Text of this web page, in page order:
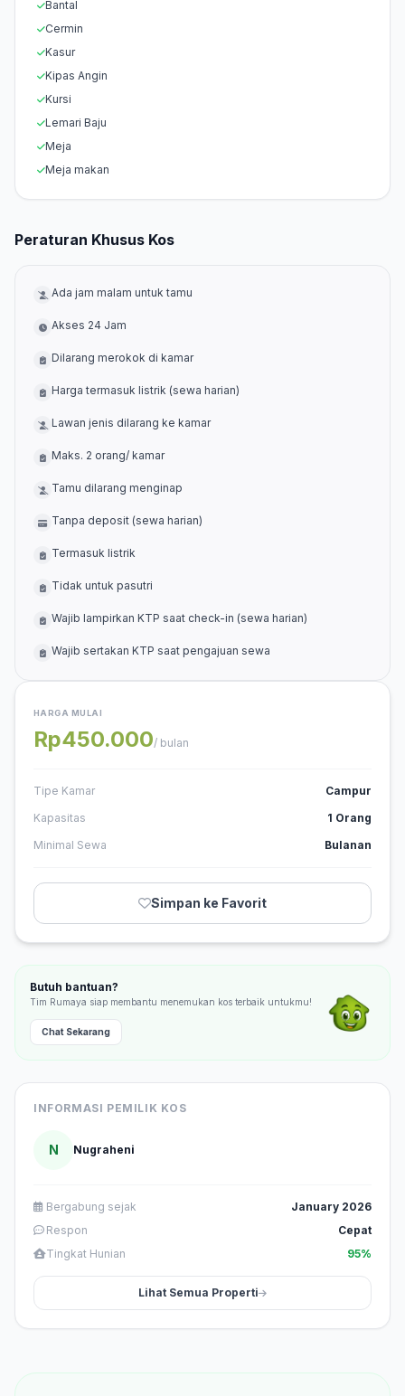
Bantal
Cermin
Kasur
Kipas Angin
Kursi
Lemari Baju
Meja
Meja makan
Peraturan Khusus Kos
Ada jam malam untuk tamu
Akses 24 Jam
Dilarang merokok di kamar
Harga termasuk listrik (sewa harian)
Lawan jenis dilarang ke kamar
Maks. 2 orang/ kamar
Tamu dilarang menginap
Tanpa deposit (sewa harian)
Termasuk listrik
Tidak untuk pasutri
Wajib lampirkan KTP saat check-in (sewa harian)
Wajib sertakan KTP saat pengajuan sewa
HARGA MULAI
Rp450.000/ bulan
Tipe Kamar
Campur
Kapasitas
1 Orang
Minimal Sewa
Bulanan
Simpan ke Favorit
Butuh bantuan?
Tim Rumaya siap membantu menemukan kos terbaik untukmu!
Chat Sekarang
INFORMASI PEMILIK KOS
N Nugraheni
Bergabung sejak
January 2026
Respon
Cepat
Tingkat Hunian
95%
Lihat Semua Properti